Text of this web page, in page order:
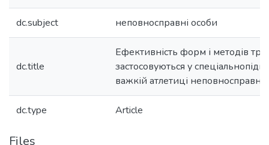
dc.subject неповносправні особи
dc.title
Ефективність форм і методів
застосовуються у
важкій атлетиці неповносправних
dc.type Article
Files